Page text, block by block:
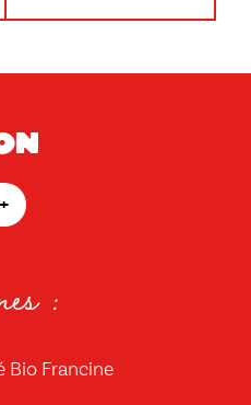
+
:
Bio Francine